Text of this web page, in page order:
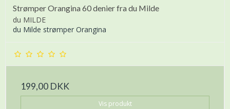
Strømper Orangina 60 denier fra du Milde
du MILDE
du Milde strømper Orangina
199,00 DKK
Vis produkt